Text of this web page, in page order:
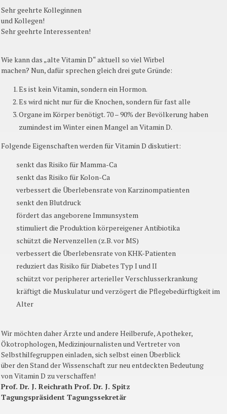
Sehr geehrte Kolleginnen
und Kollegen!
Sehr geehrte Interessenten!
Wie kann das „alte Vitamin D“ aktuell so viel Wirbel
machen? Nun, dafür sprechen gleich drei gute Gründe:
Es ist kein Vitamin, sondern ein Hormon.
Es wird nicht nur für die Knochen, sondern für fast alle
Organe im Körper benötigt. 70 – 90% der Bevölkerung haben
zumindest im Winter einen Mangel an Vitamin D.
Folgende Eigenschaften werden für Vitamin D diskutiert:
senkt das Risiko für Mamma-Ca
senkt das Risiko für Kolon-Ca
verbessert die Überlebensrate von Karzinompatienten
senkt den Blutdruck
fördert das angeborene Immunsystem
stimuliert die Produktion körpereigener Antibiotika
schützt die Nervenzellen (z.B. vor MS)
verbessert die Überlebensrate von KHK-Patienten
reduziert das Risiko für Diabetes Typ I und II
schützt vor peripherer arterieller Verschlusserkrankung
kräftigt die Muskulatur und verzögert die Pflegebedürftigkeit im
Alter
Wir möchten daher Ärzte und andere Heilberufe, Apotheker,
Ökotrophologen, Medizinjournalisten und Vertreter von
Selbsthilfegruppen einladen, sich selbst einen Überblick
über den Stand der Wissenschaft zur neu entdeckten Bedeutung
von Vitamin D zu verschaffen!
Prof. Dr. J. Reichrath Prof. Dr. J. Spitz
Tagungspräsident Tagungssekretär